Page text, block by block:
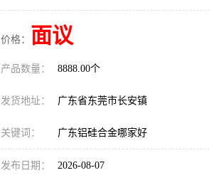
价格： 面议
产品数量： 8888.00个
发货地址： 广东省东莞市长安镇
关键词： 广东铝硅合金哪家好
发布日期： 2026-08-07